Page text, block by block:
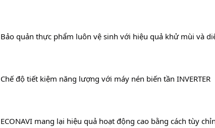
Bảo quản thực phẩm luôn vệ sinh với hiệu quả khử mùi và
		Chế độ tiết kiệm năng lượng với máy nén biến tần INVERTER
ECONAVI mang lại hiệu quả hoạt động cao bằng cách tùy